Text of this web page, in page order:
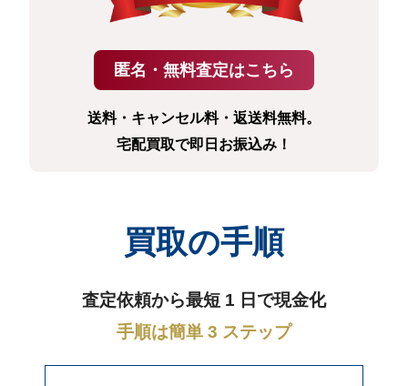
送料・キャンセル料・返送料無料。
宅配買取で即日お振込み！
買取の手順
査定依頼から最短 1 日で現金化
手順は簡単 3 ステップ